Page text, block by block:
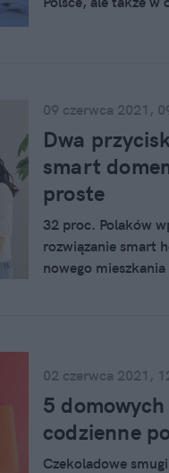
09 czerwca 2021,
Dwa
smart
proste
32 proc. Polaków
rozwiązanie smart
nowego mieszkania
02 czerwca 2021,
5
codzienne
Czekoladowe